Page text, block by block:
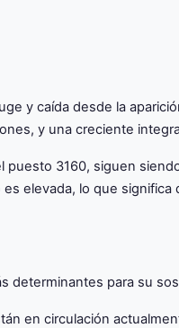
y caída desde la
y una creciente
3160, siguen
elevada, lo que
para su
en circulación